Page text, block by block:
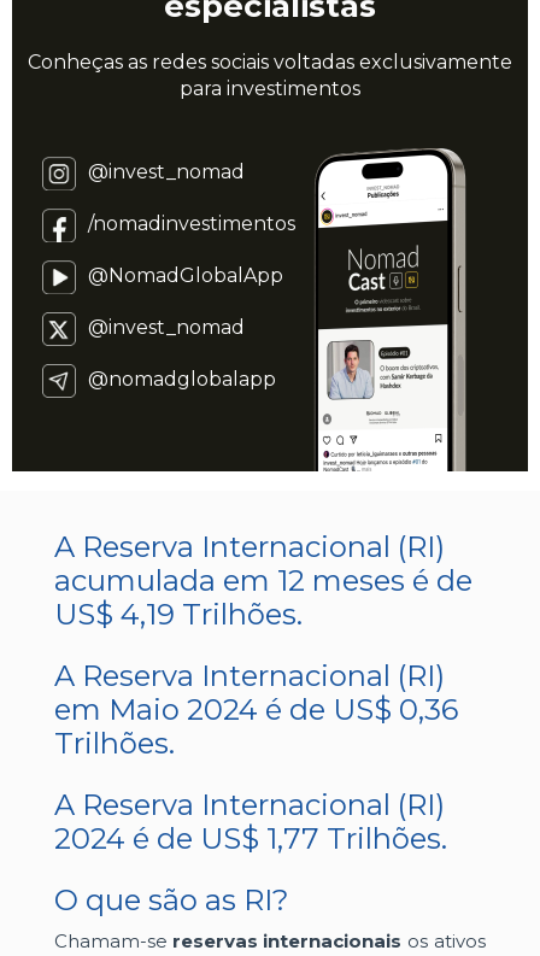
Conheças as redes sociais voltadas exclusivamente
para investimentos
@invest_nomad
/nomadinvestimentos
@NomadGlobalApp
@invest_nomad
@nomadglobalapp
A Reserva Internacional (RI)
acumulada em 12 meses é de
US$ 4,19 Trilhões.
A Reserva Internacional (RI)
em Maio 2024 é de US$ 0,36
Trilhões.
A Reserva Internacional (RI)
2024 é de US$ 1,77 Trilhões.
O que são as RI?
Chamam-se reservas internacionais os ativos